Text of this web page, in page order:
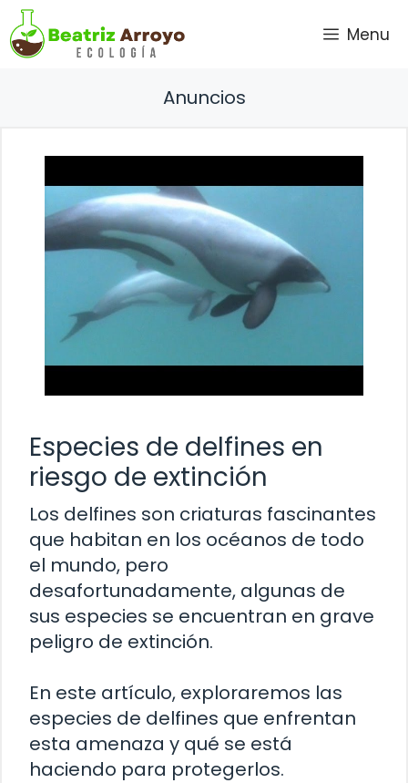
Saltar
al
contenido
Menu
Anuncios
Especies de delfines en
riesgo de extinción
Los delfines son criaturas fascinantes
que habitan en los océanos de todo
el mundo, pero
desafortunadamente, algunas de
sus especies se encuentran en grave
peligro de extinción.
En este artículo, exploraremos las
especies de delfines que enfrentan
esta amenaza y qué se está
haciendo para protegerlos.